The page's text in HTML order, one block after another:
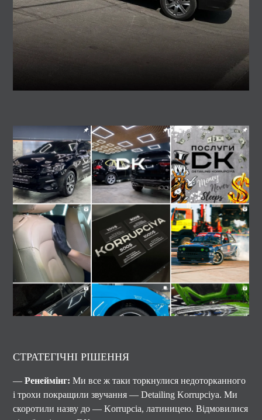
СТРАТЕГІЧНІ РІШЕННЯ
—Ренеймінг: Ми все ж таки торкнулися недоторканного
і трохи покращили звучання — Detailing Korrupciya. Ми
скоротили назву до — Korrupcia, латиницею. Відмовилися